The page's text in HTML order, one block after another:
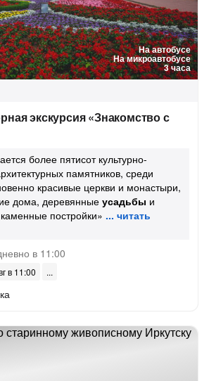
На автобусе
На микроавтобусе
3 часа
экскурсия «Знакомство с
более пятисот культурно-
памятников, среди
красивые церкви и монастыри,
дома, деревянные усадьбы и
постройки»
в 11:00
в 11:00